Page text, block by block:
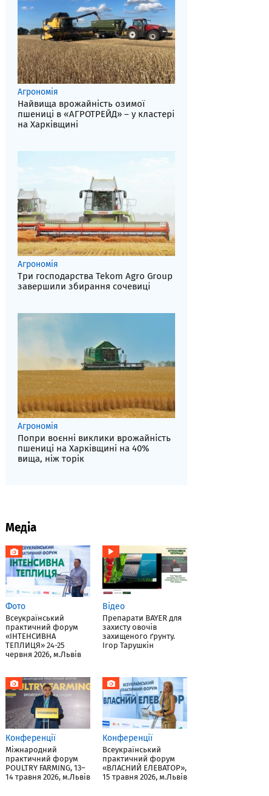
Агрономія
Найвища врожайність озимої
пшениці в «АГРОТРЕЙД» – у кластері
на Харківщині
Агрономія
Три господарства Tekom Agro Group
завершили збирання сочевиці
Агрономія
Попри воєнні виклики врожайність
пшениці на Харківщині на 40%
вища, ніж торік
Медіа
Фото
Всеукраїнський
практичний форум
«ІНТЕНСИВНА
ТЕПЛИЦЯ» 24-25
червня 2026, м.Львів
Відео
Препарати BAYER для
захисту овочів
захищеного ґрунту.
Ігор Тарушкін
Конференції
Міжнародний
практичний форум
POULTRY FARMING, 13–
14 травня 2026, м.Львів
Конференції
Всеукраїнський
практичний форум
«ВЛАСНИЙ ЕЛЕВАТОР»,
15 травня 2026, м.Львів